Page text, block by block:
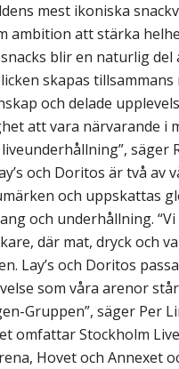
mest ikoniska
ambition att stärka
blir en naturlig del
skapas tillsammans
och delade
att vara närvarande i
säger
och Doritos är två av
och uppskattas
och underhållning.
där mat, dryck och
Lay’s och Doritos
som våra arenor
Gruppen”, säger Per
omfattar Stockholm
Hovet och Annexet